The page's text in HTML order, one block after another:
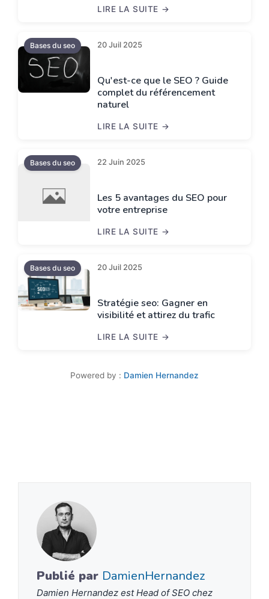
LIRE LA SUITE
QU’EST-CE QUE LE SEO ET POURQUOI
Bases du seo 20 Juil 2025
Qu'est-ce que le SEO ? Guide
complet du référencement
naturel
LIRE LA SUITE
QU'EST-CE QUE LE SEO ? GUIDE
Bases du seo 22 Juin 2025
Les 5 avantages du SEO pour
votre entreprise
LIRE LA SUITE
LES 5 AVANTAGES DU SEO POUR
Bases du seo 20 Juil 2025
Stratégie seo: Gagner en
visibilité et attirez du trafic
LIRE LA SUITE
STRATÉGIE SEO: GAGNER EN
Powered by : Damien Hernandez
Publié par DamienHernandez
Damien Hernandez est Head of SEO chez